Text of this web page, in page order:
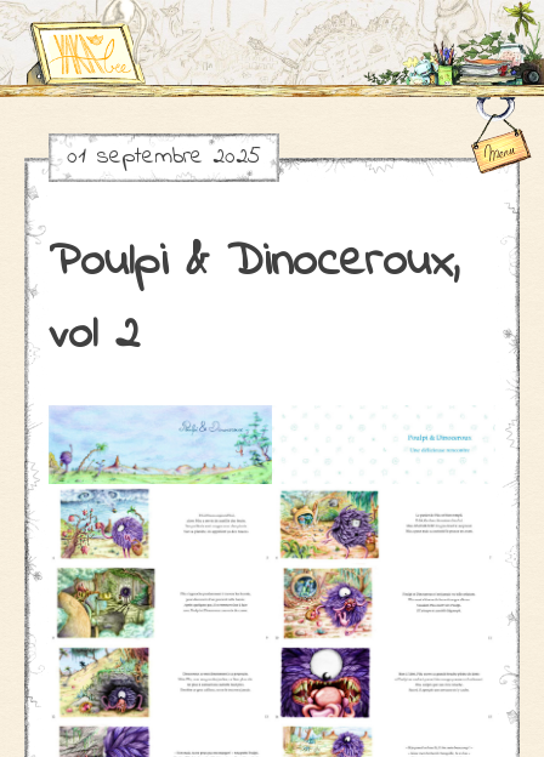
Skip
to
content
Poulpi & Dinoceroux,
vol 2
01 septembre 2025